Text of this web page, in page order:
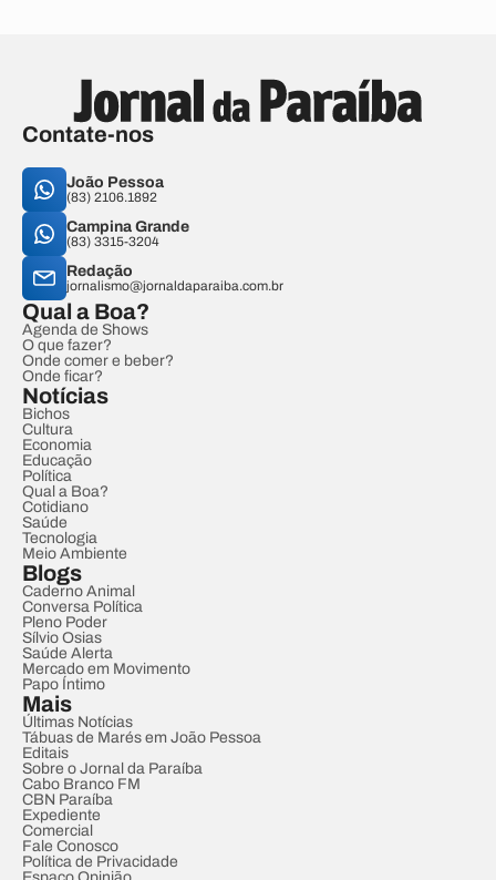
Contate-nos
João Pessoa
(83) 2106.1892
Campina Grande
(83) 3315-3204
Redação
jornalismo@jornaldaparaiba.com.br
Qual a Boa?
Agenda de Shows
O que fazer?
Onde comer e beber?
Onde ficar?
Notícias
Bichos
Cultura
Economia
Educação
Política
Qual a Boa?
Cotidiano
Saúde
Tecnologia
Meio Ambiente
Blogs
Caderno Animal
Conversa Política
Pleno Poder
Sílvio Osias
Saúde Alerta
Mercado em Movimento
Papo Íntimo
Mais
Últimas Notícias
Tábuas de Marés em João Pessoa
Editais
Sobre o Jornal da Paraíba
Cabo Branco FM
CBN Paraíba
Expediente
Comercial
Fale Conosco
Política de Privacidade